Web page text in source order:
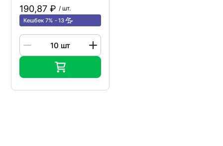
190,87 ₽ / шт.
Кешбек 7% 13